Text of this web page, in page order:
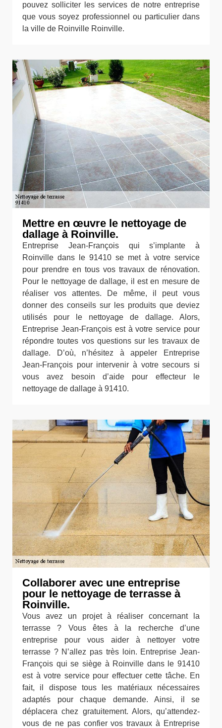
pouvez solliciter les services de notre entreprise
que vous soyez professionnel ou particulier dans
la ville de Roinville Roinville.
Mettre en œuvre le nettoyage de
dallage à Roinville.
Entreprise Jean-François qui s’implante à
Roinville dans le 91410 se met à votre service
pour prendre en tous vos travaux de rénovation.
Pour le nettoyage de dallage, il est en mesure de
réaliser vos attentes. De même, il peut vous
donner des conseils sur les produits que deviez
utilisés pour le nettoyage de dallage. Alors,
Entreprise Jean-François est à votre service pour
répondre toutes vos questions sur les travaux de
dallage. D’où, n’hésitez à appeler Entreprise
Jean-François pour intervenir à votre secours si
vous avez besoin d’aide pour effecteur le
nettoyage de dallage à 91410.
Collaborer avec une entreprise
pour le nettoyage de terrasse à
Roinville.
Vous avez un projet à réaliser concernant la
terrasse ? Vous êtes à la recherche d’une
entreprise pour vous aider à nettoyer votre
terrasse ? N’allez pas très loin. Entreprise Jean-
François qui se siège à Roinville dans le 91410
est à votre service pour effectuer cette tâche. En
fait, il dispose tous les matériaux nécessaires
adaptés pour chaque demande. Ainsi, il se
déplacera chez gratuitement. Alors, qu’attendez-
vous de ne pas confier vos travaux à Entreprise